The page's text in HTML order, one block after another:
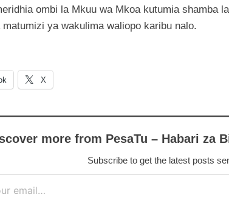
ombi la Mkuu wa Mkoa kutumia shamba
matumizi ya wakulima waliopo karibu nalo.
X
more from PesaTu – Habari za
Subscribe to get the latest posts